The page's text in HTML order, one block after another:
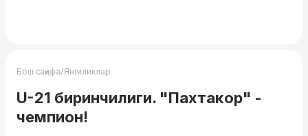
Бош саҳифа/Янгиликлар
U-21 биринчилиги. "Пахтакор" -
чемпион!